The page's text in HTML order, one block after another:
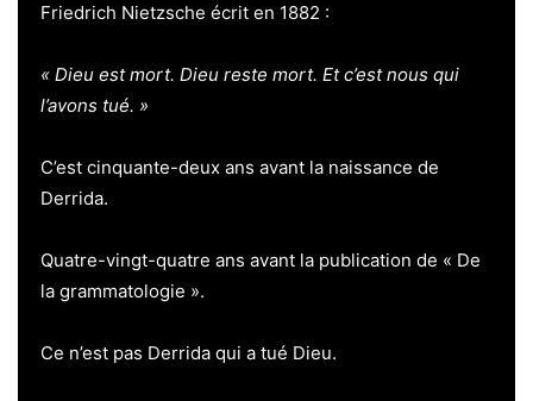
Friedrich Nietzsche écrit en 1882 :
« Dieu est mort. Dieu reste mort. Et c’est nous qui
l’avons tué. »
C’est cinquante-deux ans avant la naissance de
Derrida.
Quatre-vingt-quatre ans avant la publication de « De
la grammatologie ».
Ce n’est pas Derrida qui a tué Dieu.